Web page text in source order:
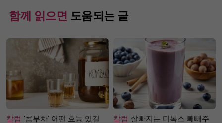
함께 읽으면 도움되는 글
칼럼 '콤부차' 어떤 효능 있길
칼럼 살빠지는 디톡스 빼빼주